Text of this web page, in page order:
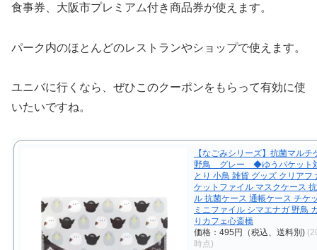
食事券、大阪市プレミアム付き商品券が使えます。
パーク内のほとんどのレストランやショップで使えます。
ユニバに行くなら、ぜひこのクーポンをもらって有効に使
いたいですね。
【なごみシリーズ】抗菌マル
野鳥 グレー ◆ゆうパケッ
とり 小鳥 雑貨 グッズ クリアフ
ケットファイル マスクケース
ル 抗菌ケース 通帳ケース チケ
ミニファイル シマエナガ 野鳥
りカフェ心斎橋
価格：495円（税込、送料別)
時点)